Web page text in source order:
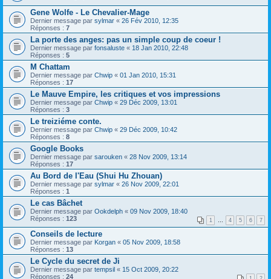
Gene Wolfe - Le Chevalier-Mage
Dernier message par sylmar « 26 Fév 2010, 12:35
Réponses : 7
La porte des anges: pas un simple coup de coeur !
Dernier message par fonsaluste « 18 Jan 2010, 22:48
Réponses : 5
M Chattam
Dernier message par Chwip « 01 Jan 2010, 15:31
Réponses : 17
Le Mauve Empire, les critiques et vos impressions
Dernier message par Chwip « 29 Déc 2009, 13:01
Réponses : 3
Le treiziéme conte.
Dernier message par Chwip « 29 Déc 2009, 10:42
Réponses : 8
Google Books
Dernier message par sarouken « 28 Nov 2009, 13:14
Réponses : 17
Au Bord de l'Eau (Shui Hu Zhouan)
Dernier message par sylmar « 26 Nov 2009, 22:01
Réponses : 1
Le cas Bâchet
Dernier message par Ookdelph « 09 Nov 2009, 18:40
Réponses : 123 1 … 4 5 6 7
Conseils de lecture
Dernier message par Korgan « 05 Nov 2009, 18:58
Réponses : 13
Le Cycle du secret de Ji
Dernier message par tempsil « 15 Oct 2009, 20:22
Réponses : 24